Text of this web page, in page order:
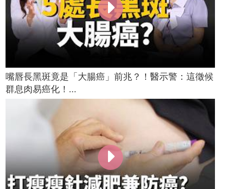
嘴唇長黑斑竟是「大腸癌」前兆？！醫示警：這徵候
群息肉易癌化！...